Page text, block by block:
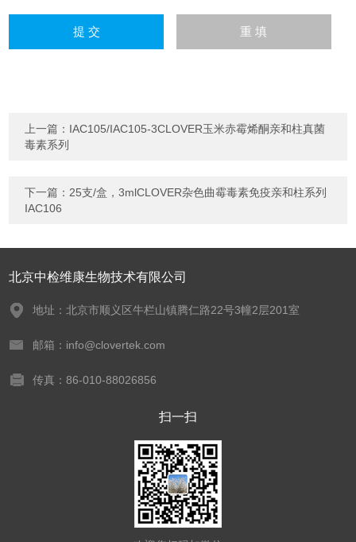
上一篇： IAC105/IAC105-3CLOVER玉米赤霉烯酮亲和柱真菌
毒素系列
下一篇： 25支/盒，3mlCLOVER杂色曲霉毒素免疫亲和柱系列
IAC106
北京中检维康生物技术有限公司
地址：北京市顺义区牛栏山镇腾仁路22号3幢2层201室
邮箱：info@clovertek.com
传真：86-010-88026856
扫一扫